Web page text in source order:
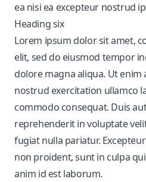
ea nisi ea excepteur nostrud
Heading six
Lorem ipsum dolor sit amet,
elit, sed do eiusmod tempor
dolore magna aliqua. Ut enim
nostrud exercitation ullamco
commodo consequat. Duis
reprehenderit in voluptate
fugiat nulla pariatur.
non proident, sunt in culpa
anim id est laborum.